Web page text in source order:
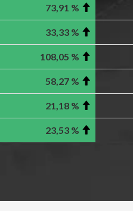
73,91 %
33,33 %
108,05 %
58,27 %
21,18 %
23,53 %